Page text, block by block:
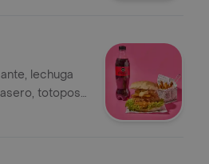
lechuga
totopos